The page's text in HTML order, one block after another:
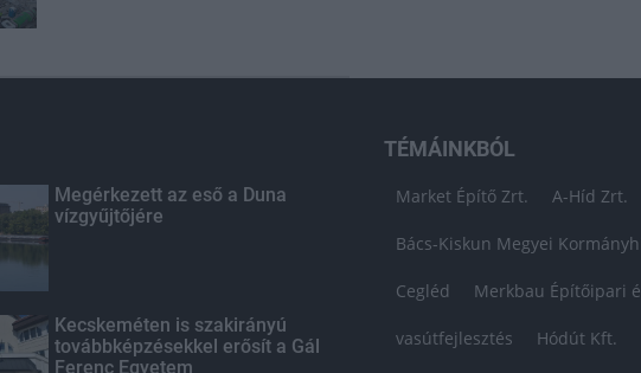
Megérkezett az eső a Duna
vízgyűjtőjére
Kecskeméten is szakirányú
továbbképzésekkel erősít a Gál
Ferenc Egyetem
TÉMÁINKBÓL
Market Építő Zrt. A-Híd Zrt.
Bács-Kiskun Megyei
Cegléd Merkbau Építőipari
vasútfejlesztés Hódút Kft.